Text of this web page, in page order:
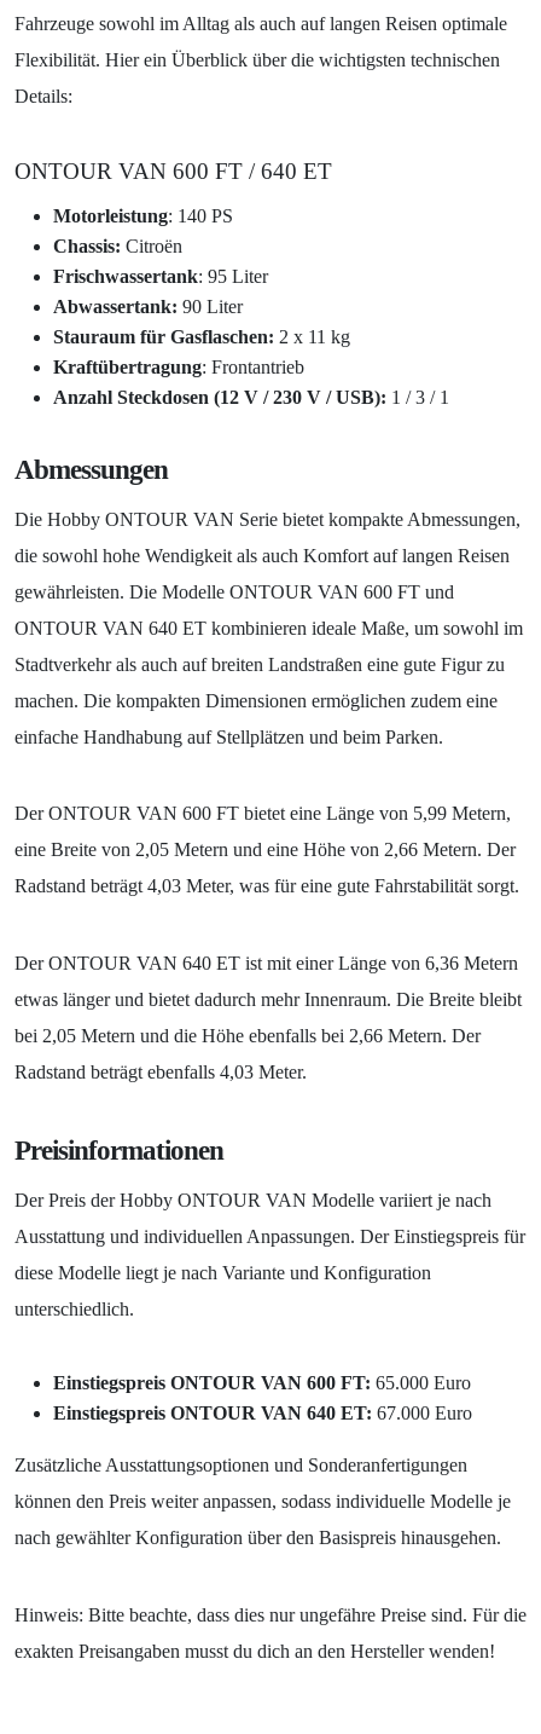
Fahrzeuge sowohl im Alltag als auch auf langen Reisen optimale
Flexibilität. Hier ein Überblick über die wichtigsten technischen
Details:
ONTOUR VAN 600 FT / 640 ET
Motorleistung: 140 PS
Chassis: Citroën
Frischwassertank: 95 Liter
Abwassertank: 90 Liter
Stauraum für Gasflaschen: 2 x 11 kg
Kraftübertragung: Frontantrieb
Anzahl Steckdosen (12 V / 230 V / USB): 1 / 3 / 1
Abmessungen
Die Hobby ONTOUR VAN Serie bietet kompakte Abmessungen,
die sowohl hohe Wendigkeit als auch Komfort auf langen Reisen
gewährleisten. Die Modelle ONTOUR VAN 600 FT und
ONTOUR VAN 640 ET kombinieren ideale Maße, um sowohl im
Stadtverkehr als auch auf breiten Landstraßen eine gute Figur zu
machen. Die kompakten Dimensionen ermöglichen zudem eine
einfache Handhabung auf Stellplätzen und beim Parken.
Der ONTOUR VAN 600 FT bietet eine Länge von 5,99 Metern,
eine Breite von 2,05 Metern und eine Höhe von 2,66 Metern. Der
Radstand beträgt 4,03 Meter, was für eine gute Fahrstabilität sorgt.
Der ONTOUR VAN 640 ET ist mit einer Länge von 6,36 Metern
etwas länger und bietet dadurch mehr Innenraum. Die Breite bleibt
bei 2,05 Metern und die Höhe ebenfalls bei 2,66 Metern. Der
Radstand beträgt ebenfalls 4,03 Meter.
Preisinformationen
Der Preis der Hobby ONTOUR VAN Modelle variiert je nach
Ausstattung und individuellen Anpassungen. Der Einstiegspreis für
diese Modelle liegt je nach Variante und Konfiguration
unterschiedlich.
Einstiegspreis ONTOUR VAN 600 FT: 65.000 Euro
Einstiegspreis ONTOUR VAN 640 ET: 67.000 Euro
Zusätzliche Ausstattungsoptionen und Sonderanfertigungen
können den Preis weiter anpassen, sodass individuelle Modelle je
nach gewählter Konfiguration über den Basispreis hinausgehen.
Hinweis: Bitte beachte, dass dies nur ungefähre Preise sind. Für die
exakten Preisangaben musst du dich an den Hersteller wenden!